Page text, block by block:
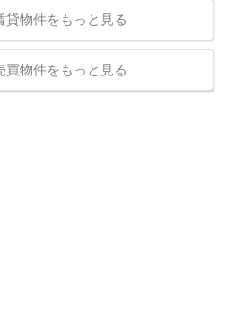
貸物件をもっと見る
買物件をもっと見る